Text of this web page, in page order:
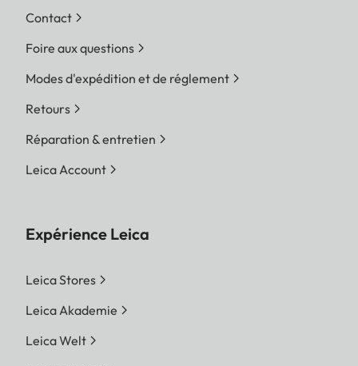
Contact
Foire aux questions
Modes d'expédition et de réglement
Retours
Réparation & entretien
Leica Account
Expérience Leica
Leica Stores
Leica Akademie
Leica Welt